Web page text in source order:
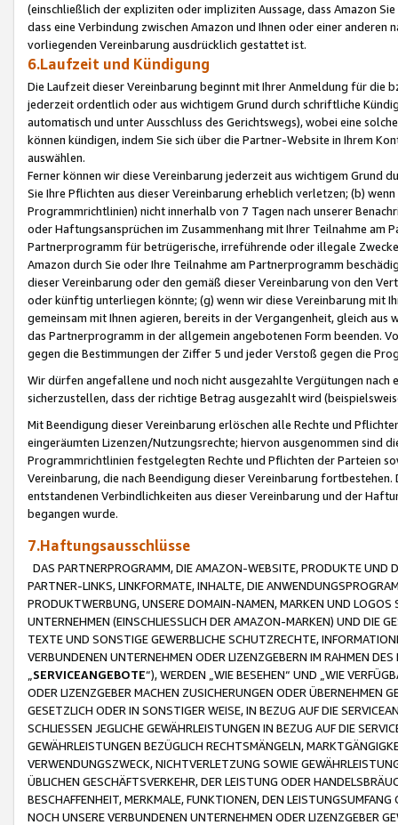
(einschließlich der expliziten oder impliziten Aussage, dass Amazon
dass eine Verbindung zwischen Amazon und Ihnen oder einer
vorliegenden Vereinbarung ausdrücklich gestattet ist.
6.Laufzeit und Kündigung
Die Laufzeit dieser Vereinbarung beginnt mit Ihrer Anmeldung für die
jederzeit ordentlich oder aus wichtigem Grund durch schriftliche
automatisch und unter Ausschluss des Gerichtswegs), wobei eine
können kündigen, indem Sie sich über die Partner-Website in Ihrem
auswählen.
Ferner können wir diese Vereinbarung jederzeit aus wichtigem Grund
Sie Ihre Pflichten aus dieser Vereinbarung erheblich verletzen; (b)
Programmrichtlinien) nicht innerhalb von 7 Tagen nach unserer
oder Haftungsansprüchen im Zusammenhang mit Ihrer Teilnahme am
Partnerprogramm für betrügerische, irreführende oder illegale
Amazon durch Sie oder Ihre Teilnahme am Partnerprogramm
dieser Vereinbarung oder den gemäß dieser Vereinbarung von den
oder künftig unterliegen könnte; (g) wenn wir diese Vereinbarung mit
gemeinsam mit Ihnen agieren, bereits in der Vergangenheit, gleich
das Partnerprogramm in der allgemein angebotenen Form beenden.
gegen die Bestimmungen der Ziffer 5 und jeder Verstoß gegen die
Wir dürfen angefallene und noch nicht ausgezahlte Vergütungen
sicherzustellen, dass der richtige Betrag ausgezahlt wird
Mit Beendigung dieser Vereinbarung erlöschen alle Rechte und
eingeräumten Lizenzen/Nutzungsrechte; hiervon ausgenommen sind
Programmrichtlinien festgelegten Rechte und Pflichten der Parteien
Vereinbarung, die nach Beendigung dieser Vereinbarung
entstandenen Verbindlichkeiten aus dieser Vereinbarung und der
begangen wurde.
7.Haftungsausschlüsse
DAS PARTNERPROGRAMM, DIE AMAZON-WEBSITE, PRODUKTE UND
PARTNER-LINKS, LINKFORMATE, INHALTE, DIE
PRODUKTWERBUNG, UNSERE DOMAIN-NAMEN, MARKEN UND
UNTERNEHMEN (EINSCHLIESSLICH DER AMAZON-MARKEN) UND DIE
TEXTE UND SONSTIGE GEWERBLICHE SCHUTZRECHTE,
VERBUNDENEN UNTERNEHMEN ODER LIZENZGEBERN IM RAHMEN
SERVICEANGEBOTE“), WERDEN „WIE BESEHEN“ UND „WIE
ODER LIZENZGEBER MACHEN ZUSICHERUNGEN ODER ÜBERNEHMEN
GESETZLICH ODER IN SONSTIGER WEISE, IN BEZUG AUF DIE
SCHLIESSEN JEGLICHE GEWÄHRLEISTUNGEN IN BEZUG AUF DIE
GEWÄHRLEISTUNGEN BEZÜGLICH RECHTSMÄNGELN,
VERWENDUNGSZWECK, NICHTVERLETZUNG SOWIE
ÜBLICHEN GESCHÄFTSVERKEHR, DER LEISTUNG ODER
BESCHAFFENHEIT, MERKMALE, FUNKTIONEN, DEN
NOCH UNSERE VERBUNDENEN UNTERNEHMEN ODER LIZENZGEBER